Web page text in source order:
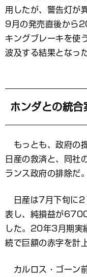
用したが、警告灯が
9月の発売直後から
キングブレーキを使
波及する結果となった
ホンダとの統合
もっとも、政府の
日産の救済と、同社
ランス政府の排除だ。
日産は7月下旬に
表し、純損益が
した。20年3月期実
続で巨額の赤字を計
カルロス・ゴーン